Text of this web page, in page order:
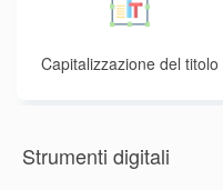
Capitalizzazione del titolo
Strumenti digitali